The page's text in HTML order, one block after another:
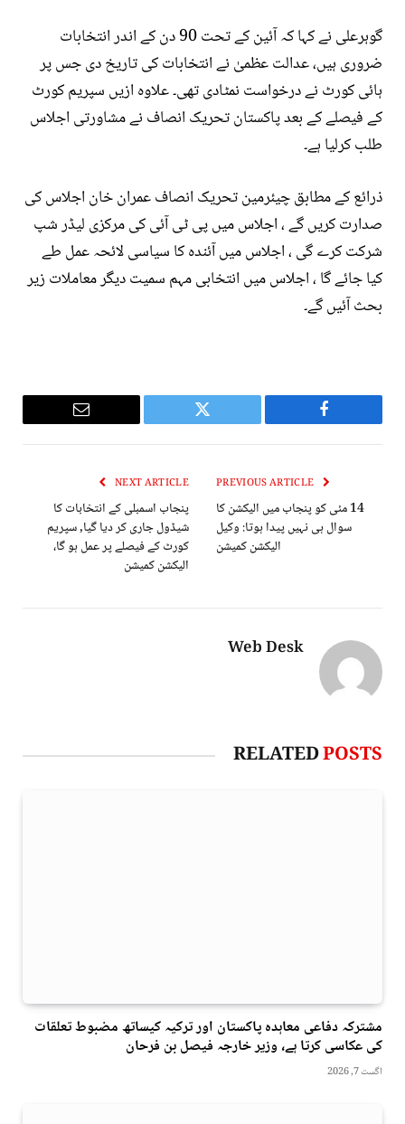
گوہرعلی نے کہا کہ آئین کے تحت 90 دن کے اندر انتخابات
ضروری ہیں، عدالت عظمیٰ نے انتخابات کی تاریخ دی جس پر
ہائی کورٹ نے درخواست نمٹادی تھی۔ علاوہ ازیں سپریم کورٹ
کے فیصلے کے بعد پاکستان تحریک انصاف نے مشاورتی اجلاس
طلب کرلیا ہے۔
ذرائع کے مطابق چیئرمین تحریک انصاف عمران خان اجلاس کی
صدارت کریں گے ، اجلاس میں پی ٹی آئی کی مرکزی لیڈر شپ
شرکت کرے گی ، اجلاس میں آئندہ کا سیاسی لائحہ عمل طے
کیا جائے گا ، اجلاس میں انتخابی مہم سمیت دیگر معاملات زیر
بحث آئیں گے۔
Facebook
Twitter
Email
14 مئی کو پنجاب میں الیکشن کا
سوال ہی نہیں پیدا ہوتا: وکیل
الیکشن کمیشن
NEXT ARTICLE
پنجاب اسمبلی کے انتخابات کا
شیڈول جاری کر دیا گیا, سپریم
کورٹ کے فیصلے پر عمل ہو گا،
الیکشن کمیشن
Web Desk
RELATEDPOSTS
مشترکہ دفاعی معاہدہ پاکستان اور ترکیہ کیساتھ مضبوط تعلقات
کی عکاسی کرتا ہے، وزیر خارجہ فیصل بن فرحان
اگست 7, 2026